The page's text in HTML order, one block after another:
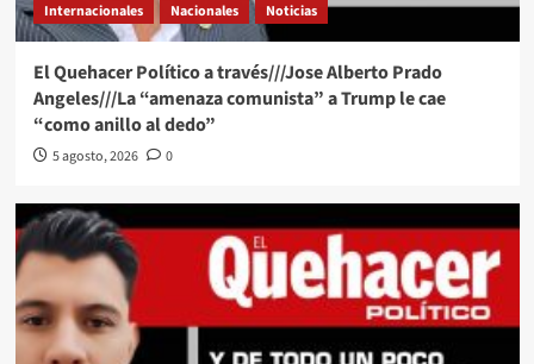
Internacionales Nacionales Noticias
El Quehacer Político a través///Jose Alberto Prado
Angeles///La “amenaza comunista” a Trump le cae
“como anillo al dedo”
5 agosto, 2026 0